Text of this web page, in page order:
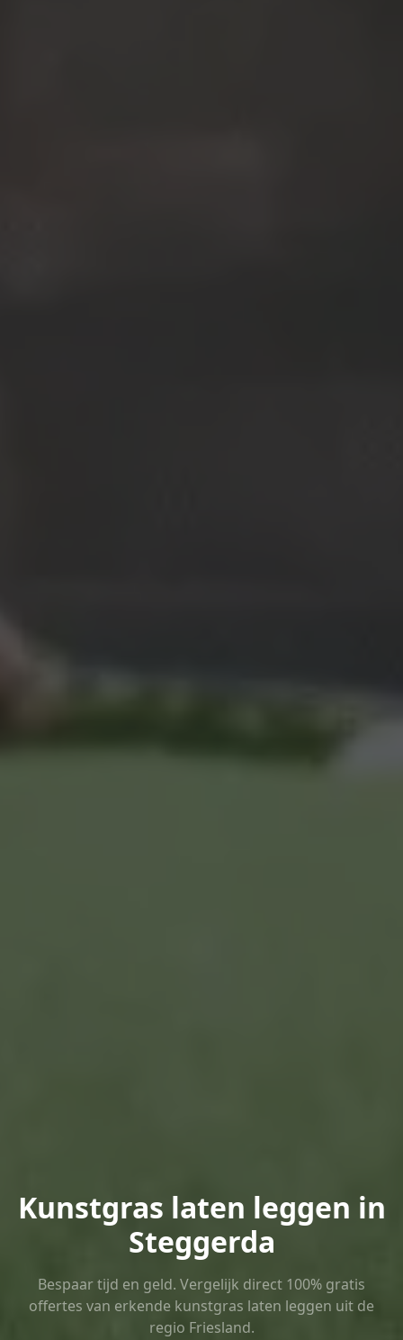
Kunstgras laten leggen in
Steggerda
Bespaar tijd en geld. Vergelijk direct 100% gratis
offertes van erkende kunstgras laten leggen uit de
regio Friesland.